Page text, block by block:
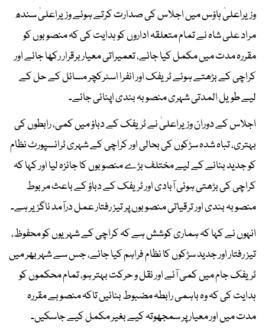
وزیراعلیٰ ہاؤس میں اجلاس کی صدارت کرتے ہوئے وزیراعلیٰ سندھ
مراد علی شاہ نے تمام متعلقہ اداروں کو ہدایت کی کہ منصوبوں کو
مقررہ مدت میں مکمل کیا جائے، تعمیراتی معیار برقرار رکھا جائے اور
کراچی کے بڑھتے ہوئے ٹریفک اور انفرا اسٹرکچر مسائل کے حل کے
لیے طویل المدتی شہری منصوبہ بندی اپنائی جائے۔
اجلاس کے دوران وزیراعلیٰ نے ٹریفک کے دباؤ میں کمی، رابطوں کی
بہتری، تباہ شدہ سڑکوں کی بحالی اور کراچی کے شہری ٹرانسپورٹ نظام
کو جدید بنانے کے لیے مختلف بڑے منصوبوں کا جائزہ لیا اور کہا کہ
کراچی کی بڑھتی ہوئی آبادی اور ٹریفک کے دباؤ کے باعث مربوط
منصوبہ بندی اور ترقیاتی منصوبوں پر تیز رفتار عمل درآمد ناگزیر ہے۔
انہوں نے کہا کہ ہماری کوشش ہے کہ کراچی کے شہریوں کو محفوظ،
تیز رفتار اور جدید سڑکوں کا نظام فراہم کیا جائے، جس سے شہر بھر میں
ٹریفک جام میں کمی آئے اور نقل و حرکت بہتر ہو، تمام محکموں کو
ہدایت کی کہ وہ باہمی رابطہ مضبوط بنائیں تاکہ منصوبے مقررہ
مدت میں اور معیار پر سمجھوتہ کیے بغیر مکمل کیے جاسکیں۔